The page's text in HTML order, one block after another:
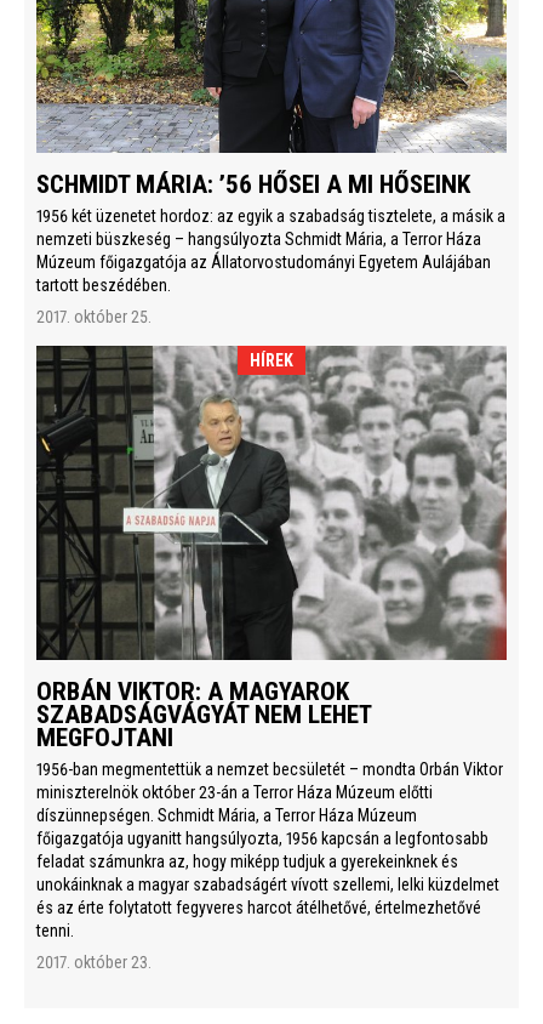
SCHMIDT MÁRIA: ’56 HŐSEI A MI HŐSEINK
1956 két üzenetet hordoz: az egyik a szabadság tisztelete, a másik a
nemzeti büszkeség – hangsúlyozta Schmidt Mária, a Terror Háza
Múzeum főigazgatója az Állatorvostudományi Egyetem Aulájában
tartott beszédében.
2017. október 25.
HÍREK
ORBÁN VIKTOR: A MAGYAROK
SZABADSÁGVÁGYÁT NEM LEHET
MEGFOJTANI
1956-ban megmentettük a nemzet becsületét – mondta Orbán Viktor
miniszterelnök október 23-án a Terror Háza Múzeum előtti
díszünnepségen. Schmidt Mária, a Terror Háza Múzeum
főigazgatója ugyanitt hangsúlyozta, 1956 kapcsán a legfontosabb
feladat számunkra az, hogy miképp tudjuk a gyerekeinknek és
unokáinknak a magyar szabadságért vívott szellemi, lelki küzdelmet
és az érte folytatott fegyveres harcot átélhetővé, értelmezhetővé
tenni.
2017. október 23.